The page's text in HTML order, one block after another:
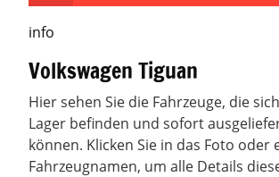
info
Volkswagen Tiguan
Hier sehen Sie die Fahrzeuge, die
Lager befinden und sofort
können. Klicken Sie in das Foto oder
Fahrzeugnamen, um alle Details